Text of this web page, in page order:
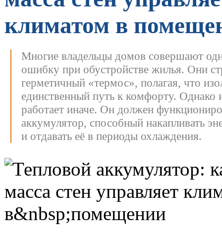
климатом в
Многие владельцы домов совершают
ошибку при обустройстве жилья. Они
герметичный «термос», полагая, что
единственный путь к комфорту. Однако
работает иначе. Он должен
аккумулятор, способный накапливать
и отдавать её в периоды охлаждения.